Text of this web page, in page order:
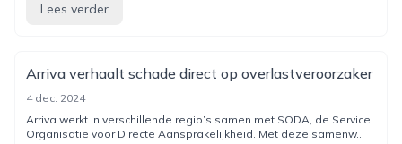
Lees verder
Arriva verhaalt schade direct op overlastveroorzaker
4 dec. 2024
Arriva werkt in verschillende regio’s samen met SODA, de Service
Organisatie voor Directe Aansprakelijkheid. Met deze samenw...